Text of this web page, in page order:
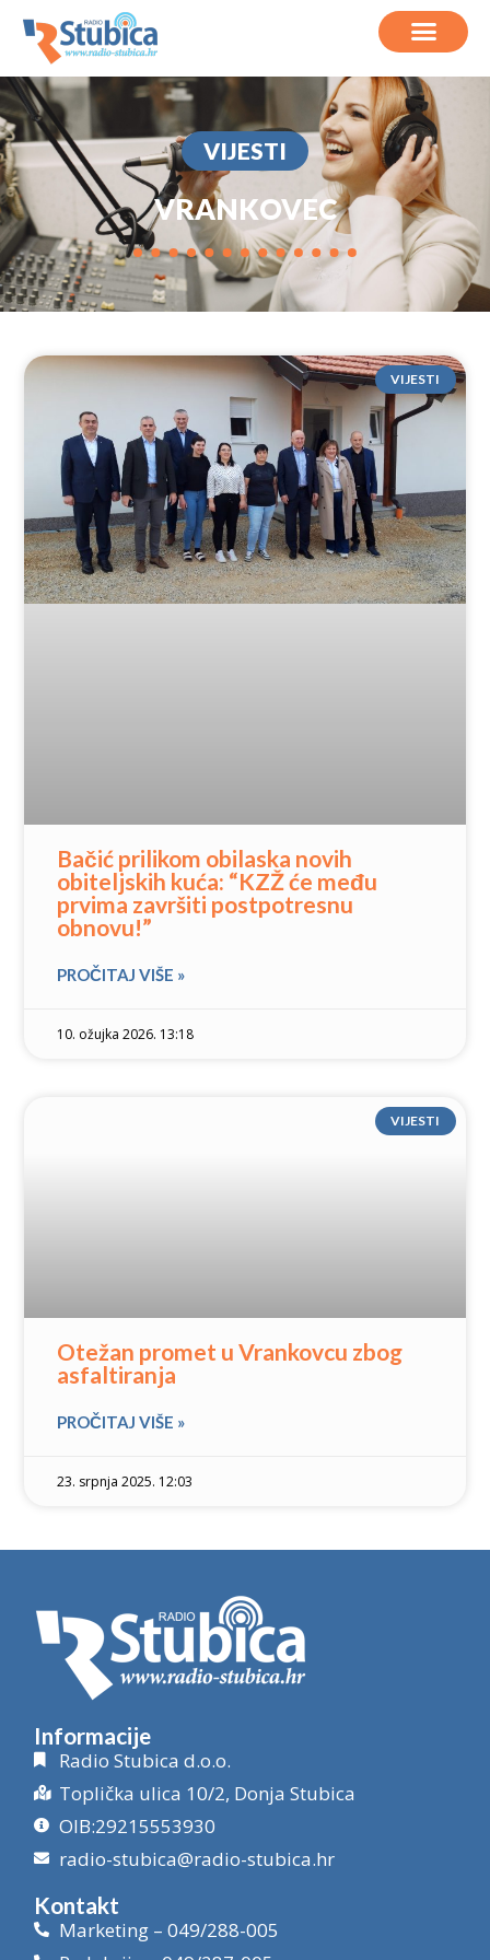
VIJESTI
VRANKOVEC
VIJESTI
Bačić prilikom obilaska novih
obiteljskih kuća: “KZŽ će među
prvima završiti postpotresnu
obnovu!”
PROČITAJ VIŠE »
10. ožujka 2026. 13:18
VIJESTI
Otežan promet u Vrankovcu zbog
asfaltiranja
PROČITAJ VIŠE »
23. srpnja 2025. 12:03
Informacije
Radio Stubica d.o.o.
Toplička ulica 10/2, Donja Stubica
OIB:29215553930
radio-stubica@radio-stubica.hr
Kontakt
Marketing – 049/288-005